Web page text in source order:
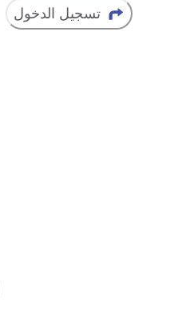
تسجيل الدخول